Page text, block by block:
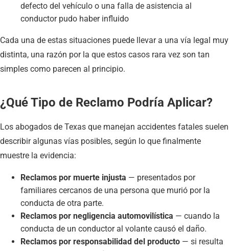
defecto del vehículo o una falla de asistencia al
conductor pudo haber influido
Cada una de estas situaciones puede llevar a una vía legal muy
distinta, una razón por la que estos casos rara vez son tan
simples como parecen al principio.
¿Qué Tipo de Reclamo Podría Aplicar?
Los abogados de Texas que manejan accidentes fatales suelen
describir algunas vías posibles, según lo que finalmente
muestre la evidencia:
Reclamos por muerte injusta — presentados por
familiares cercanos de una persona que murió por la
conducta de otra parte.
Reclamos por negligencia automovilística — cuando la
conducta de un conductor al volante causó el daño.
Reclamos por responsabilidad del producto — si resulta